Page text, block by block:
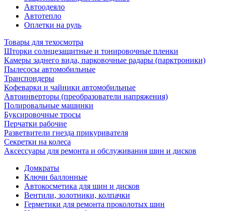
Автоодеяло
Автотепло
Оплетки на руль
Товары для техосмотра
Шторки солнцезащитные и тонировочные пленки
Камеры заднего вида, парковочные радары (парктроники)
Пылесосы автомобильные
Транспондеры
Кофеварки и чайники автомобильные
Автоинверторы (преобразователи напряжения)
Полировальные машинки
Буксировочные тросы
Перчатки рабочие
Разветвители гнезда прикуривателя
Секретки на колеса
Аксессуары для ремонта и обслуживания ‎шин и дисков
Домкраты
Ключи баллонные
Автокосметика для шин и дисков
Вентили, золотники, колпачки
Герметики для ремонта проколотых шин